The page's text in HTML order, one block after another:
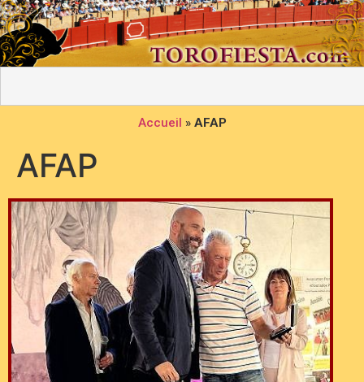
Accueil » AFAP
AFAP